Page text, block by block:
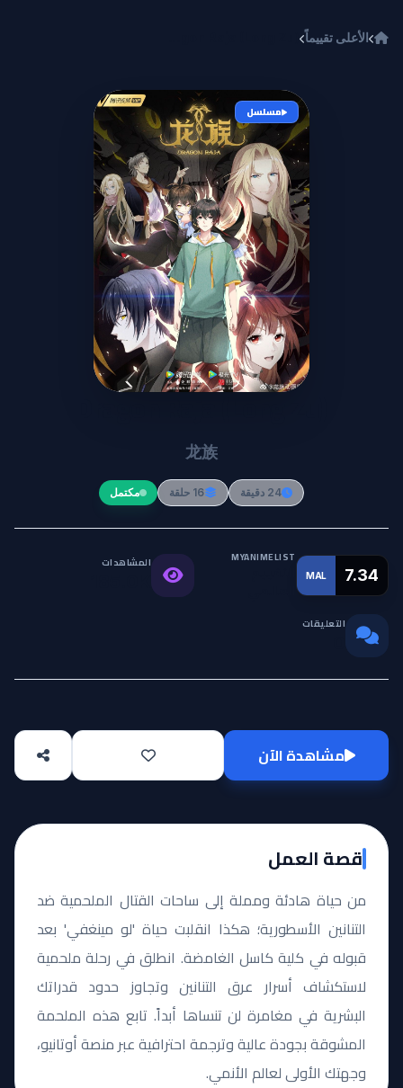
الأعلى تقييماً
مسلسل
Dragon Raja (Long Zu)
龙族
24 دقيقة 16 حلقة مكتمل
MAL 7.34
MYANIMELIST المشاهدات
التعليقات
مشاهدة الآن
قصة العمل
من حياة هادئة ومملة إلى ساحات القتال الملحمية ضد
التنانين الأسطورية؛ هكذا انقلبت حياة 'لو مينغفي' بعد
قبوله في كلية كاسل الغامضة. انطلق في رحلة ملحمية
لاستكشاف أسرار عرق التنانين وتجاوز حدود قدراتك
البشرية في مغامرة لن تنساها أبداً. تابع هذه الملحمة
المشوقة بجودة عالية وترجمة احترافية عبر منصة أوتانيو،
وجهتك الأولى لعالم الأنمي.